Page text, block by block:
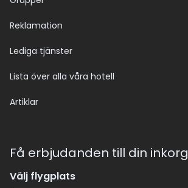
Reklamation
Lediga tjänster
Lista över alla våra hotell
Artiklar
Få erbjudanden till din inkorg
Välj flygplats